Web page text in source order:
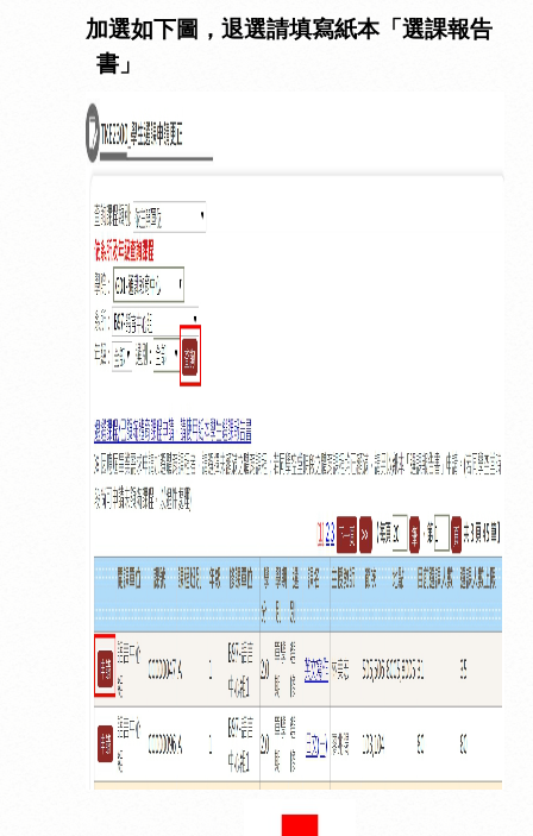
加選如下圖，退選請填寫紙本「選課報告
書」